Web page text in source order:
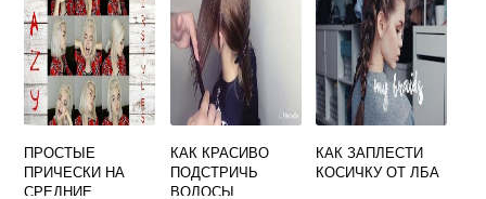
ПРОСТЫЕ
ПРИЧЕСКИ НА
СРЕДНИЕ
КАК КРАСИВО
ПОДСТРИЧЬ
ВОЛОСЫ
КАК ЗАПЛЕСТИ
КОСИЧКУ ОТ ЛБА